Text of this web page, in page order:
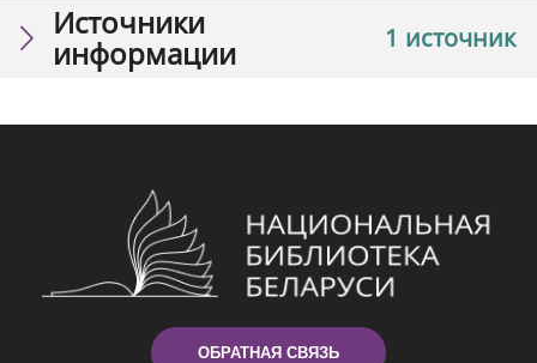
1 источник
Источники
информации
ОБРАТНАЯ СВЯЗЬ